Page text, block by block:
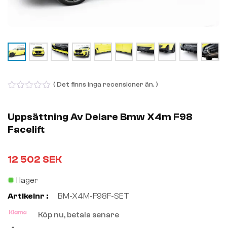
of
5
( Det finns inga recensioner än. )
Uppsättning Av Delare Bmw X4m F98
Facelift
12 502 SEK
I lager
Artikelnr :
BM-X4M-F98F-SET
Köp nu, betala senare